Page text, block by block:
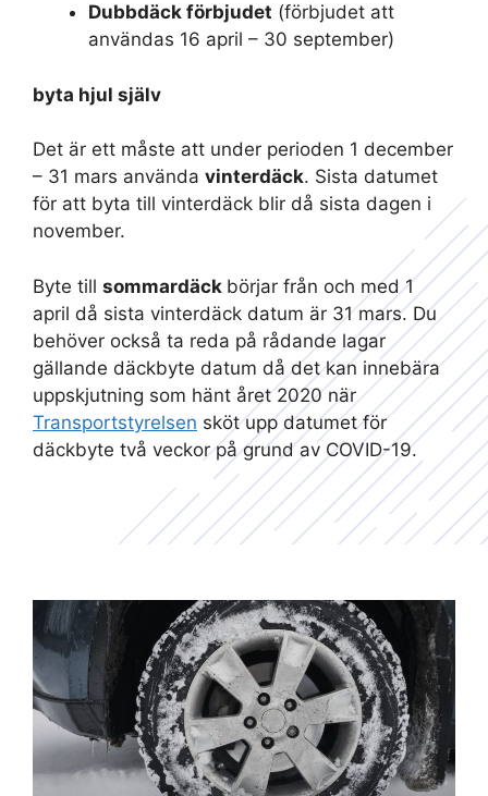
Dubbdäck förbjudet (förbjudet att
användas 16 april – 30 september)
byta hjul själv
Det är ett måste att under perioden 1 december
– 31 mars använda vinterdäck. Sista datumet
för att byta till vinterdäck blir då sista dagen i
november.
Byte till sommardäck börjar från och med 1
april då sista vinterdäck datum är 31 mars. Du
behöver också ta reda på rådande lagar
gällande däckbyte datum då det kan innebära
uppskjutning som hänt året 2020 när
Transportstyrelsen sköt upp datumet för
däckbyte två veckor på grund av COVID-19.